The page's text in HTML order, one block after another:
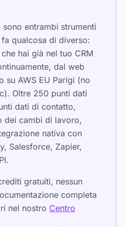
entrambi strumenti
fa qualcosa di diverso:
hai già nel tuo CRM
dal web
su AWS EU Parigi (no
Oltre 250 punti dati
dati di contatto,
dei cambi di lavoro,
nativa con
Salesforce, Zapier,
gratuiti, nessun
completa
nel nostro Centro